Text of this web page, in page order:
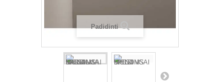
Padidinti